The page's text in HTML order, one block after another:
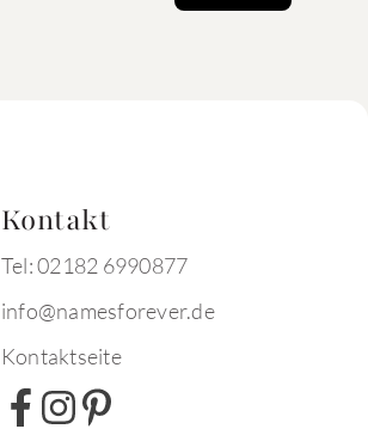
Kontakt
Tel: 02182 6990877
info@namesforever.de
Kontaktseite